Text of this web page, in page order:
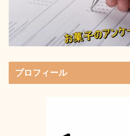
プロフィール